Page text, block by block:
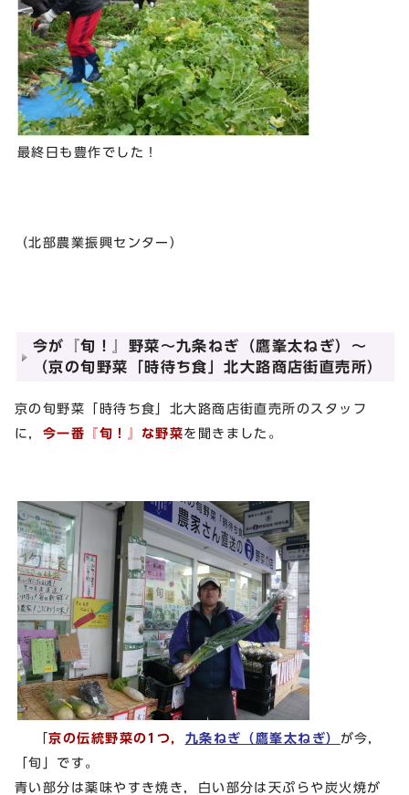
最終日も豊作でした！
（北部農業振興センター）
今が『旬！』野菜～九条ねぎ（鷹峯太ねぎ）～
（京の旬野菜「時待ち食」北大路商店街直売所）
京の旬野菜「時待ち食」北大路商店街直売所のスタッフ
に， 今一番『旬！』な野菜を聞きました。
「京の伝統野菜の1つ， 九条ねぎ（鷹峯太ねぎ） が今，
「旬」です。
青い部分は薬味やすき焼き，白い部分は天ぷらや炭火焼が